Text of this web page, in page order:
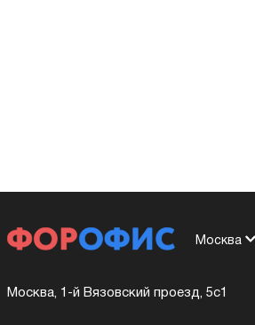
Москва
Москва, 1-й Вязовский проезд, 5с1